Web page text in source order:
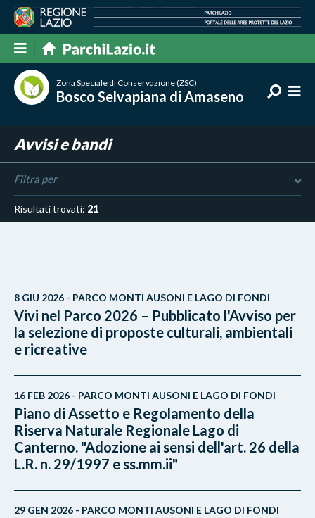
Zona Speciale di Conservazione (ZSC)
Bosco Selvapiana di Amaseno
Avvisi e bandi
Filtra per
Risultati trovati: 21
8 GIU 2026 - PARCO MONTI AUSONI E LAGO DI FONDI
Vivi nel Parco 2026 – Pubblicato l'Avviso per
la selezione di proposte culturali, ambientali
e ricreative
16 FEB 2026 - PARCO MONTI AUSONI E LAGO DI FONDI
Piano di Assetto e Regolamento della
Riserva Naturale Regionale Lago di
Canterno. "Adozione ai sensi dell'art. 26 della
L.R. n. 29/1997 e ss.mm.ii"
29 GEN 2026 - PARCO MONTI AUSONI E LAGO DI FONDI